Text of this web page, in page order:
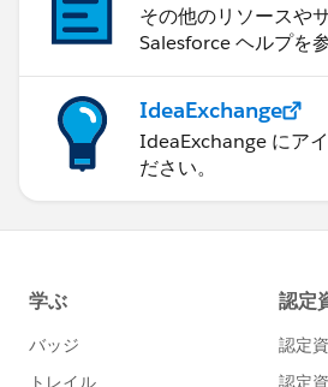
その他のリソースや
Salesforce ヘルプを
IdeaExchange
IdeaExchange にア
ださい。